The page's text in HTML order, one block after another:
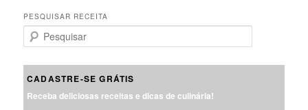
PESQUISAR RECEITA
e
uCADASTRE-SE GRÁTIS
Receba deliciosas receitas e dicas de culinária!